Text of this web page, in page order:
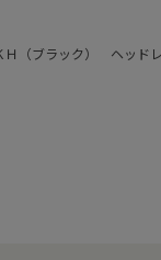
（ブラック） ヘッドレ